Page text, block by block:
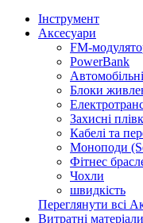
Інструмент
Аксесуари
FM-
PowerBank
Блоки
Захисні
Кабелі та
Моноподи
Фітнес
Чохли
швидкість
Переглянути всі
Витратні матеріали